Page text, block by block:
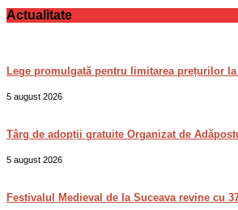
Actualitate
Lege promulgată pentru limitarea prețurilor
5 august 2026
Târg de adopții gratuite Organizat de
5 august 2026
Festivalul Medieval de la Suceava revine cu